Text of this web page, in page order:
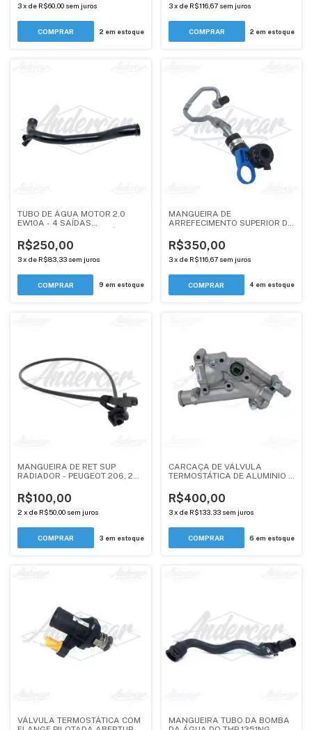
3x de R$60,00 sem juros
2 em estoque
3 x de R$116,67 sem juros
2 em estoque
TUBO DE ÁGUA MOTOR 2.0
EW10A - 4 SAÍDAS
(1341 G8) - PEUGEOT / CITROEN
- ANDERCAR
R$250,00
3x de R$83,33 sem juros
9 em estoque
MANGUEIRA DE
ARREFECIMENTO SUPERIOR DA
ANDERCAR
R$350,00
3 x de R$116,67 sem juros
4 em estoque
MANGUEIRA DE RET SUP
RADIADOR - PEUGEOT 206, 207
R$100,00
2 x de R$50,00 sem juros
3 em estoque
CARCAÇA DE VÁLVULA
TERMOSTÁTICA DE ALUMINIO -
CITROEN - ANDERCAR
R$400,00
3 x de R$133,33 sem juros
6 em estoque
VÁLVULA TERMOSTÁTICA COM
MANGUEIRA TUBO DA BOMBA